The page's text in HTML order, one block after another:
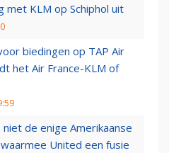
met KLM op Schiphol uit
biedingen op TAP Air
het Air France-KLM of
niet de enige Amerikaanse
United een fusie